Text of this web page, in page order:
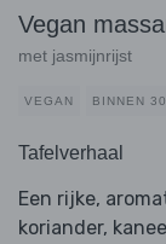
Vegan
met jasmijnrijst
VEGAN BINNEN
Tafelverhaal
Een rijke,
koriander,